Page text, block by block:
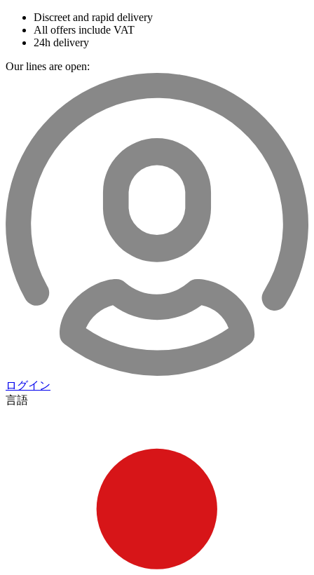
Discreet and rapid delivery
All offers include VAT
24h delivery
Our lines are open:
ログイン
言語